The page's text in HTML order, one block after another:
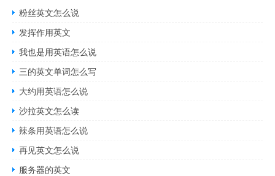
粉丝英文怎么说
发挥作用英文
我也是用英语怎么说
三的英文单词怎么写
大约用英语怎么说
沙拉英文怎么读
辣条用英语怎么说
再见英文怎么说
服务器的英文